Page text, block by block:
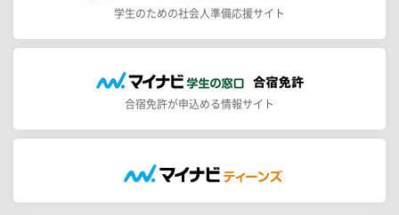
学生のための社会人準備応援サイト
合宿免許が申込める情報サイト